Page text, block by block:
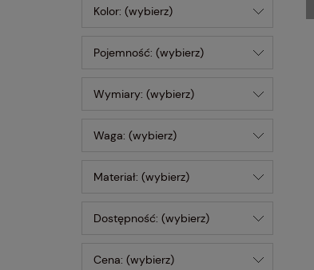
Kolor: (wybierz)
Pojemność: (wybierz)
Wymiary: (wybierz)
Waga: (wybierz)
Materiał: (wybierz)
Dostępność: (wybierz)
Cena: (wybierz)